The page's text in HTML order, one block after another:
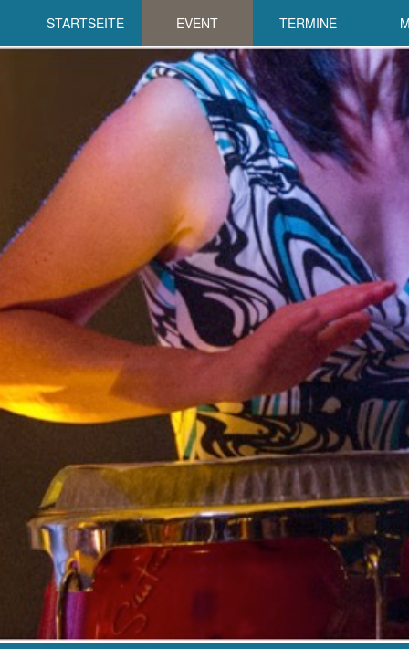
STARTSEITE EVENT TERMINE